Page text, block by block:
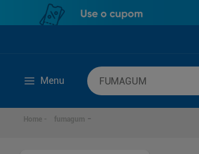
Menu
Que produto você
fumagum